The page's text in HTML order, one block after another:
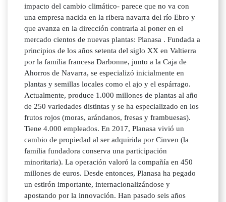
impacto del cambio climático- parece que no va con
una empresa nacida en la ribera navarra del río Ebro y
que avanza en la dirección contraria al poner en el
mercado cientos de nuevas plantas: Planasa . Fundada a
principios de los años setenta del siglo XX en Valtierra
por la familia francesa Darbonne, junto a la Caja de
Ahorros de Navarra, se especializó inicialmente en
plantas y semillas locales como el ajo y el espárrago.
Actualmente, produce 1.000 millones de plantas al año
de 250 variedades distintas y se ha especializado en los
frutos rojos (moras, arándanos, fresas y frambuesas).
Tiene 4.000 empleados. En 2017, Planasa vivió un
cambio de propiedad al ser adquirida por Cinven (la
familia fundadora conserva una participación
minoritaria). La operación valoró la compañía en 450
millones de euros. Desde entonces, Planasa ha pegado
un estirón importante, internacionalizándose y
apostando por la innovación. Han pasado seis años